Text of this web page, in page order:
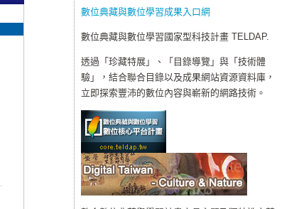
數位典藏與數位學習成果入口網
數位典藏與數位學習國家型科技計畫 TELDAP.
透過「珍藏特展」、「目錄導覽」與「技術體
驗」，結合聯合目錄以及成果網站資源資料庫，
立即探索豐沛的數位內容與嶄新的網路技術。